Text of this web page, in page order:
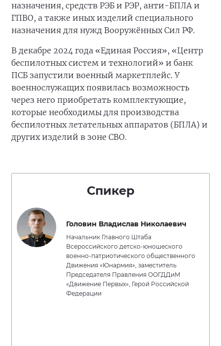
назначения, средств РЭБ и РЭР, анти-БПЛА и
ГПВО, а также иных изделий специального
назначения для нужд Вооружённых Сил РФ.
В декабре 2024 года «Единая Россия», «Центр
беспилотных систем и технологий» и банк
ПСБ запустили военный маркетплейс. У
военнослужащих появилась возможность
через него приобретать комплектующие,
которые необходимы для производства
беспилотных летательных аппаратов (БПЛА) и
других изделий в зоне СВО.
Спикер
Головин Владислав Николаевич
Начальник Главного Штаба
Всероссийского детско-юношеского
военно-патриотического общественного
Движения «Юнармия», заместитель
Председателя Правления ООГДДиМ
«Движение Первых», Герой Российской
Федерации